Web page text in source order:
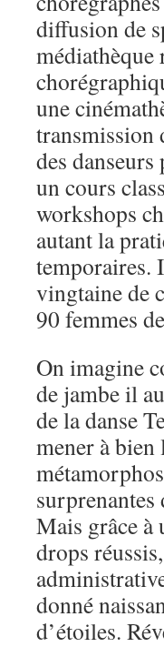
diffusion de
médiathèque
une
transmission
des
un cours
workshops
autant la
temporaires.
vingtaine de
90 femmes
On imagine
de jambe il
de la danse
mener à bien
surprenantes
Mais grâce à
drops
donné
d’étoiles.